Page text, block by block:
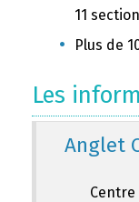
11
Plus de
Les
Anglet